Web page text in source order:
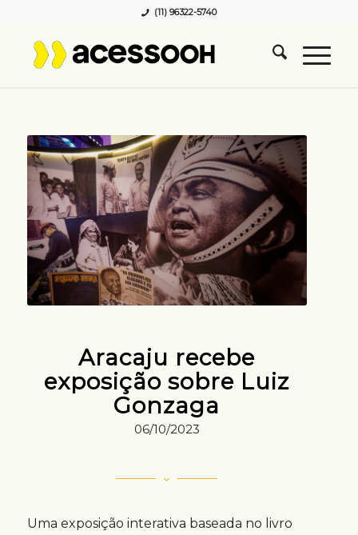
(11) 96322-5740
Aracaju recebe
exposição sobre Luiz
Gonzaga
06/10/2023
Uma exposição interativa baseada no livro